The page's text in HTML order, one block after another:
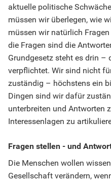
aktuelle politische
müssen wir überlegen, wie
müssen wir natürlich
die Fragen sind die
Grundgesetz steht es drin –
verpflichtet. Wir sind nicht
zuständig – höchstens ein
Dingen sind wir dafür
unterbreiten und Antworten
Interessenlagen zu
Fragen stellen - und
Die Menschen wollen
Gesellschaft verändern,